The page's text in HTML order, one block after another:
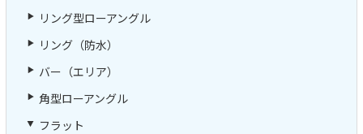
リング型ローアングル
リング（防水）
バー（エリア）
角型ローアングル
フラット